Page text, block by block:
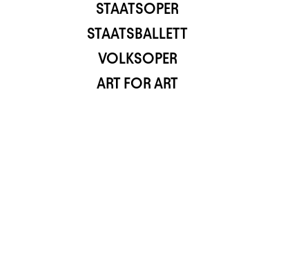
STAATSOPER
STAATSBALLETT
VOLKSOPER
ART FOR ART